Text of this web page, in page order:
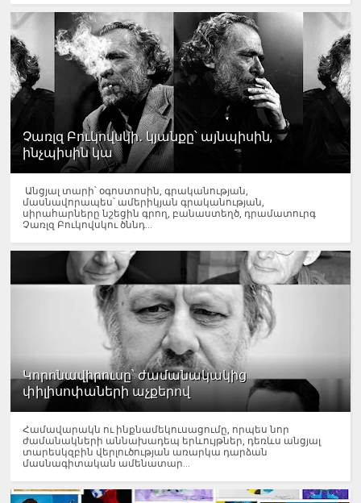
Չառլզ Բուկովսկի․ կյանքը՝ այնպիսին,
ինչպիսին կա
Անցյալ տարի՝ օգոստոսին, գրականության,
մասնավորապես՝ ամերիկյան գրականության,
սիրահարները նշեցին գրող, բանաստեղծ, դրամատուրգ
Չառլզ Բուկովսկու ծննդ...
Կորոնավիրուսը՝ ժամանակակից
փիլիսոփաների աչքերով
Համավարակն ու ինքնամեկուսացումը, որպես նոր
ժամանակների աննախադեպ երևույթներ, դեռևս անցյալ
տարեսկզբին վերլուծության առարկա դարձան
մասնագիտական ամենատար...